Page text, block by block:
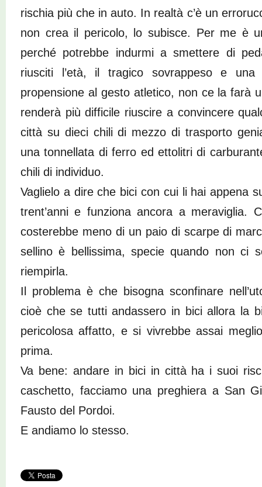
rischia più che in auto. In realtà c’è un
non crea il pericolo, lo subisce. Per me è
perché potrebbe indurmi a smettere di
riusciti l’età, il tragico sovrappeso e una
propensione al gesto atletico, non ce la farà
renderà più difficile riuscire a convincere
città su dieci chili di mezzo di trasporto
una tonnellata di ferro ed ettolitri di
chili di individuo.
Vaglielo a dire che bici con cui li hai appena
trent’anni e funziona ancora a meraviglia.
costerebbe meno di un paio di scarpe di
sellino è bellissima, specie quando non ci
riempirla.
Il problema è che bisogna sconfinare
cioè che se tutti andassero in bici allora la
pericolosa affatto, e si vivrebbe assai
prima.
Va bene: andare in bici in città ha i suoi
caschetto, facciamo una preghiera a San
Fausto del Pordoi.
E andiamo lo stesso.